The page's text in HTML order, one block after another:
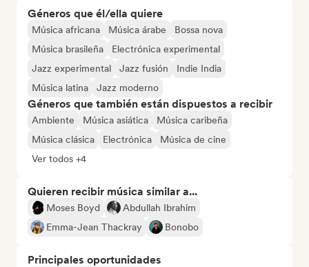
Géneros que él/ella quiere
Música africana Música árabe
Bossa nova
Música brasileña
Electrónica experimental
Jazz experimental
Jazz fusión
Indie India
Música latina
Jazz moderno
Géneros que también están dispuestos a recibir
Ambiente Música asiática
Música caribeña
Música clásica
Electrónica
Música de cine
Ver todos +4
Quieren recibir música similar a...
Moses Boyd
Abdullah Ibrahim
Emma-Jean Thackray
Bonobo
Principales oportunidades